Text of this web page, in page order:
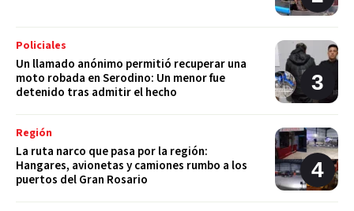
Policiales
Un llamado anónimo permitió recuperar una
moto robada en Serodino: Un menor fue
detenido tras admitir el hecho
Región
La ruta narco que pasa por la región:
Hangares, avionetas y camiones rumbo a los
puertos del Gran Rosario